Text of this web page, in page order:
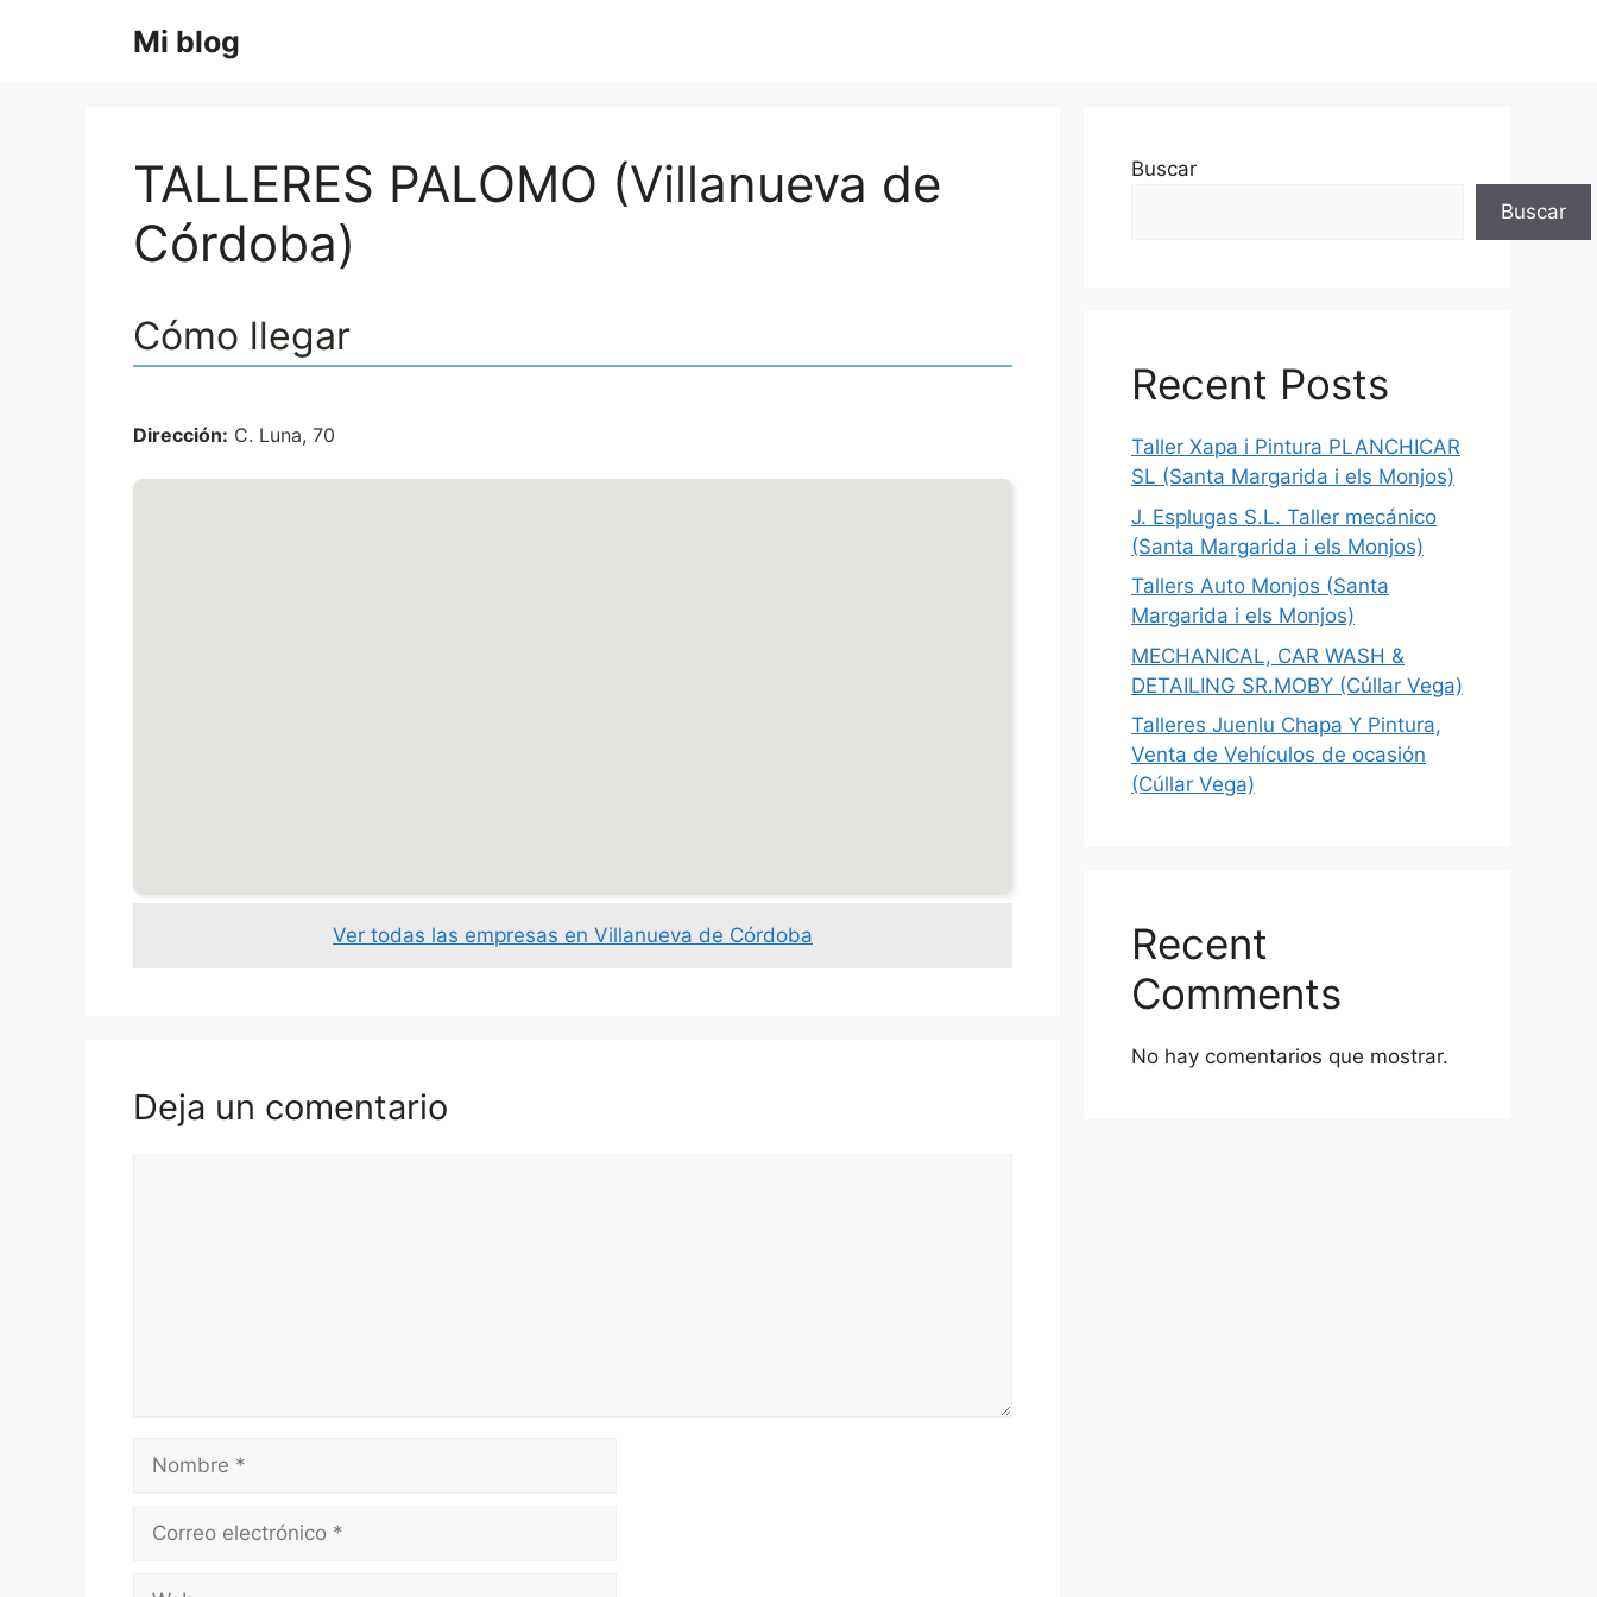
Mi blog
TALLERES PALOMO (Villanueva de
Córdoba)
Cómo llegar
Dirección: C. Luna, 70
Ver todas las empresas en Villanueva de Córdoba
Deja un comentario
Nombre
Correo
Web
Buscar
Buscar
Recent Posts
Taller Xapa i Pintura PLANCHICAR
SL (Santa Margarida i els Monjos)
J. Esplugas S.L. Taller mecánico
(Santa Margarida i els Monjos)
Tallers Auto Monjos (Santa
Margarida i els Monjos)
MECHANICAL, CAR WASH &
DETAILING SR.MOBY (Cúllar Vega)
Talleres Juenlu Chapa Y Pintura,
Venta de Vehículos de ocasión
(Cúllar Vega)
Recent
Comments
No hay comentarios que mostrar.